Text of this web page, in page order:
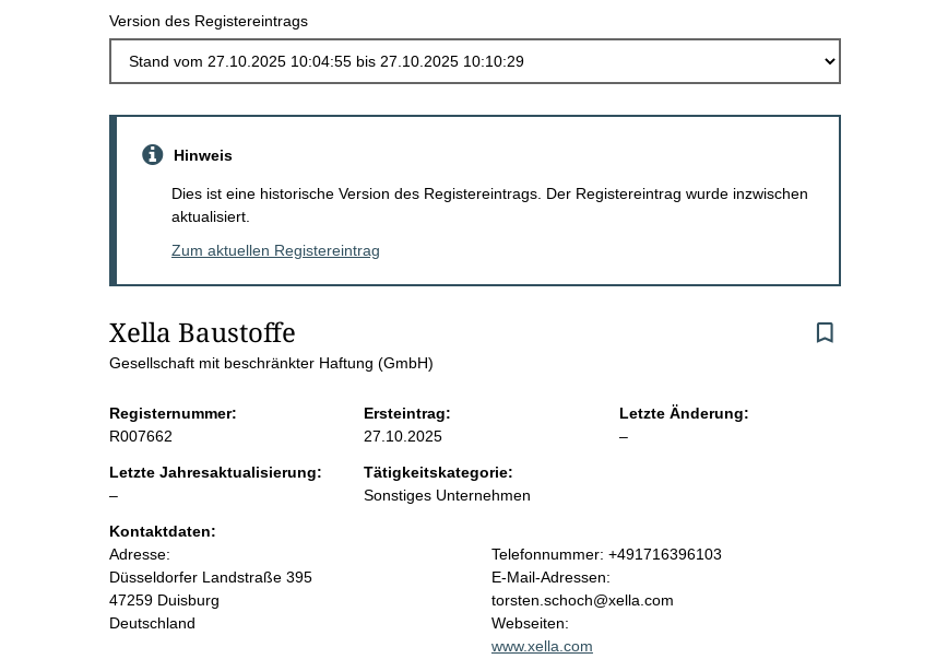
Version des Registereintrags
e
n
i
n
h
a
Hinweis
Dies ist eine historische Version des Registereintrags. Der Registereintrag wurde inzwischen
aktualisiert.
Zum aktuellen Registereintrag
Xella Baustoffe
Gesellschaft mit beschränkter Haftung (GmbH)
Registernummer:
R007662
Ersteintrag:
27.10.2025
Letzte Änderung:
–l
Letzte Jahresaktualisierung:
–l
e
r
Tätigkeitskategorie:
Sonstiges Unternehmen
Kontaktdaten:
Adresse:
Düsseldorfer Landstraße 395
47259 Duisburg
Deutschland
K
o
n
t
a
Telefonnummer: +491716396103
E-Mail-Adressen:
torsten.schoch@xella.com
Webseiten:
www.xella.com